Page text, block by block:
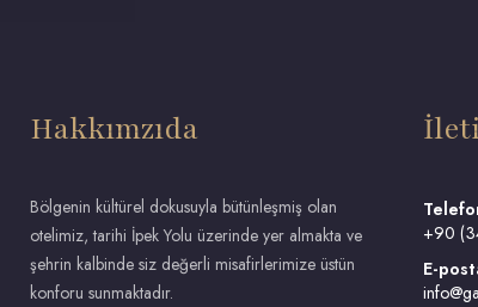
Hakkımzıda
Bölgenin kültürel dokusuyla bütünleşmiş olan
otelimiz, tarihi İpek Yolu üzerinde yer almakta ve
şehrin kalbinde siz değerli misafirlerimize üstün
konforu sunmaktadır.
+90
E-